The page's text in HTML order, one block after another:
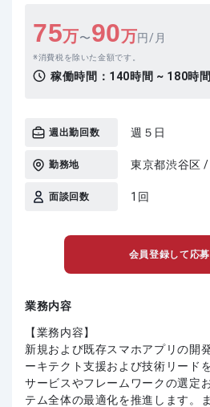
75万〜90万円/月
消費税を除いた金額です。
稼働時間： 140時間 ~ 180時間
週出勤回数 週５日
勤務地 東京都渋谷区 /
面談回数 1回
会員登録して応
業務内容
【業務内容】
新規および既存スマホアプリの開
ーキテクト支援および技術リード
サービスやフレームワークの選定
テム全体の最適化を推進します。